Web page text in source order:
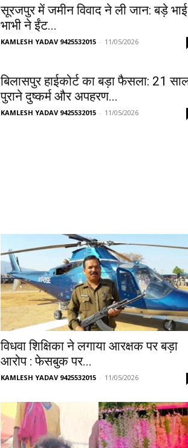
सूरजपुर में जमीन विवाद ने ली जान: बड़े
भाभी ने ईंट...
KAMLESH YADAV 9425532015 - 11/05/2026
बिलासपुर हाईकोर्ट का बड़ा फैसला: 21
पुराने दुष्कर्म और अपहरण...
KAMLESH YADAV 9425532015 - 11/05/2026
विधवा शिक्षिका ने लगाया आरक्षक पर बड़ा
आरोप : फेसबुक पर...
KAMLESH YADAV 9425532015 - 11/05/2026